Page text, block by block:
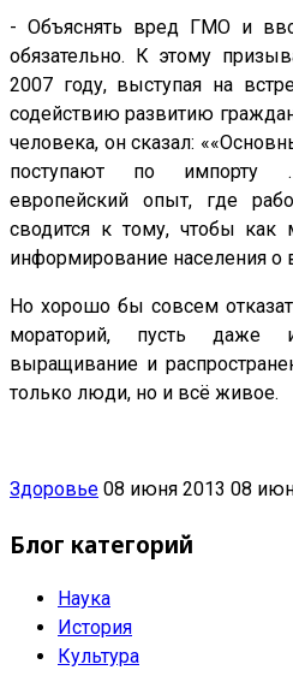
- Объяснять вред ГМО и
обязательно. К этому
2007 году, выступая на
содействию развитию
человека, он сказал:
поступают по импорту
европейский опыт, где
сводится к тому, чтобы
информирование населения о
Но хорошо бы совсем
мораторий, пусть
выращивание и
только люди, но и всё живое.
Здоровье 08 июня 2013 08
Блог категорий
Наука
История
Культура